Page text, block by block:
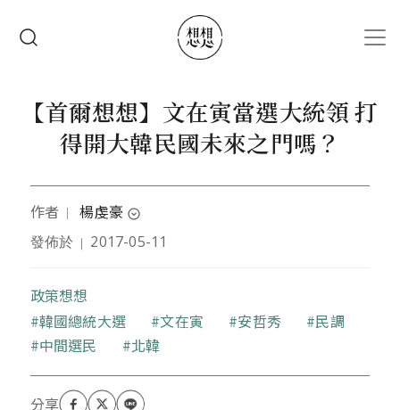
【首爾想想】文在寅當選大統領 打
得開大韓民國未來之門嗎？
作者 ｜ 楊虔豪 expand_circle_down
本文作者是駐韓獨立記者。自成大政治系畢業後，移
平台」(K-NEWS ONLINE)
評論給各合作媒體。
發佈於 ｜ 2017-05-11
政策想想
關鍵字
韓國總統大選 文在寅 安哲秀
民調
中間選民
北韓